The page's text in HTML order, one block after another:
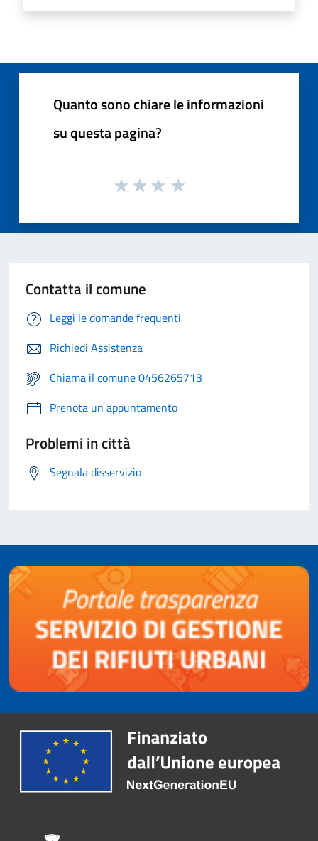
Quanto sono chiare le informazioni
su questa pagina?
Contatta il comune
Leggi le domande frequenti
Richiedi Assistenza
Chiama il comune 0456265713
Prenota un appuntamento
Problemi in città
Segnala disservizio